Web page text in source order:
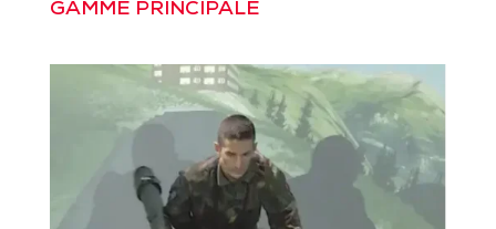
GAMME PRINCIPALE